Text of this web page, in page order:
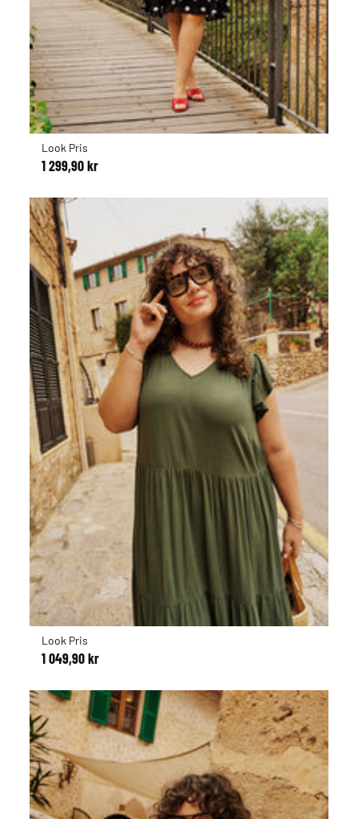
Look Pris
1 299,90 kr
Look Pris
1 049,90 kr